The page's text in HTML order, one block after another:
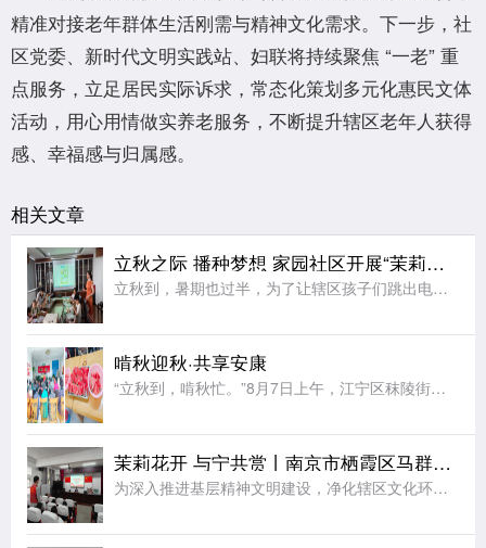
精准对接老年群体生活刚需与精神文化需求。下一步，社
区党委、新时代文明实践站、妇联将持续聚焦 “一老” 重
点服务，立足居民实际诉求，常态化策划多元化惠民文体
活动，用心用情做实养老服务，不断提升辖区老年人获得
感、幸福感与归属感。
相关文章
立秋之际 播种梦想 家园社区开展“茉莉花开”七彩夏日节气亲子活动
立秋到，暑期也过半，为了让辖区孩子们跳出电子屏幕、沉浸式感受传统节气文化的独特魅力，同时绷紧暑期安全防护弦，在亲子协作中收获充实又安心的暑期记忆，近日，江宁区秣陵街道家园社区在三楼活动空间顺利开展“立
啃秋迎秋·共享安康
“立秋到，啃秋忙。”8月7日上午，江宁区秣陵街道火炬村开展了“啃秋迎秋·共享安康”为主题的立秋敬老活动。活动室里瓜香四溢、笑声阵阵。桌上摆满了红瓤西瓜，老人围坐一堂，一边品尝着清甜的“啃秋”瓜，一边聊
茉莉花开 与宁共赏丨南京市栖霞区马群街道百水芊城社区开展“扫黄打非树新风 全民阅读沐书香”全民阅读活动
为深入推进基层精神文明建设，净化辖区文化环境，培育全民阅读新风尚，筑牢社区思想文化安全防线，8月6日，栖霞区马群街道百水芊城社区党委依托社区新时代文明实践站组织全体社区工作人员，开展“扫黄打非树新风